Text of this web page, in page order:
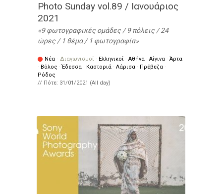
Photo Sunday vol.89 / Ιανουάριος
2021
9 φωτογραφικές ομάδες / 9 πόλεις / 24
ώρες / 1 θέμα / 1 φωτογραφία
Νέα · Διαγωνισμοί · Ελληνικοί · Αθήνα · Αίγινα · Άρτα
· Βόλος ·Έδεσσα · Καστοριά · Λάρισα · Πρέβεζα ·
Ρόδος
// Πότε: 31/01/2021 (All day)